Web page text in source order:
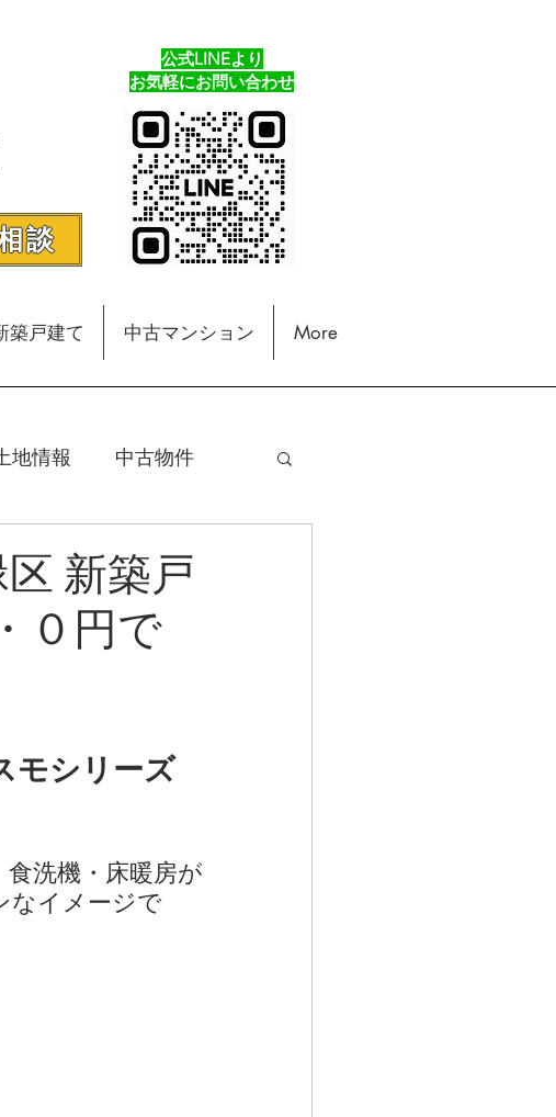
公式LINEより
​お気軽にお問い合わせ
談
築戸建て 中古マンション More
地情報 中古物件
新築戸
０円で
モシリーズ
洗機・床暖房が
なイメージで